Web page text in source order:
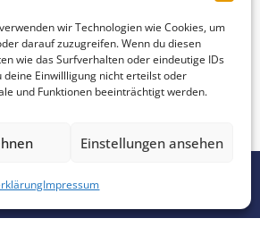
wir Technologien wie Cookies, um
darauf zuzugreifen. Wenn du diesen
wie das Surfverhalten oder eindeutige IDs
Einwillligung nicht erteilst oder
und Funktionen beeinträchtigt werden.
Einstellungen ansehen
Impressum